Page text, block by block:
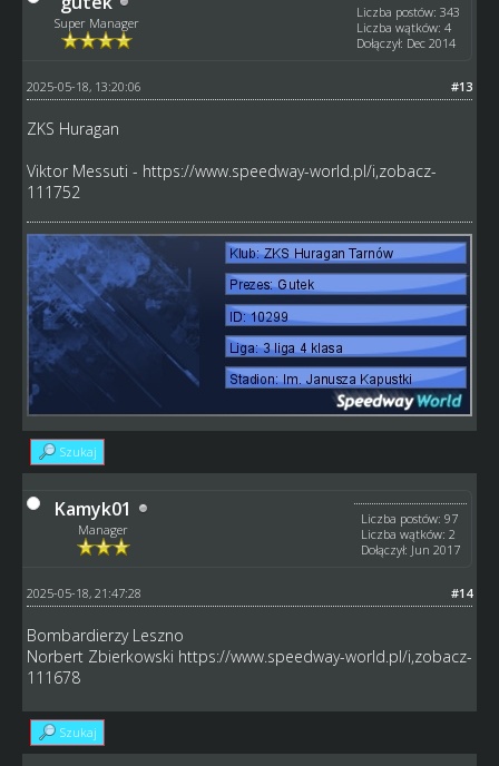
Super Manager
Liczba postów: 343
Liczba wątków: 4
Dołączył: Dec 2014
#13
2025-05-18, 13:20:06
ZKS Huragan
Viktor Messuti - https://www.speedway-world.pl/i,zobacz-
111752
Szukaj
Kamyk01
Manager
Liczba postów: 97
Liczba wątków: 2
Dołączył: Jun 2017
#14
2025-05-18, 21:47:28
Bombardierzy Leszno
Norbert Zbierkowski https://www.speedway-world.pl/i,zobacz-
111678
Szukaj